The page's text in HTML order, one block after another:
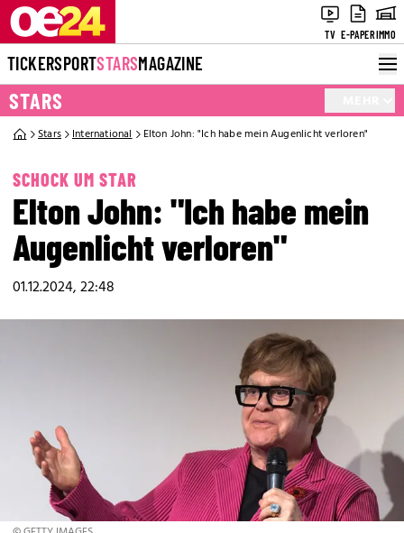
TV E-PAPERIMMO
TICKERSPORTSTARSMAGAZINE
STARS
Stars International Elton John: "Ich habe mein Augenlicht verloren"
SCHOCK UM STAR
Elton John: "Ich habe mein
Augenlicht verloren"
01.12.2024, 22:48